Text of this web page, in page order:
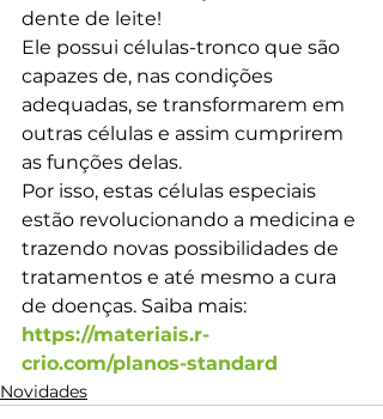
dente de leite!
Ele possui células-tronco que são
capazes de, nas condições
adequadas, se transformarem em
outras células e assim cumprirem
as funções delas.
Por isso, estas células especiais
estão revolucionando a medicina e
trazendo novas possibilidades de
tratamentos e até mesmo a cura
de doenças. Saiba mais:
https://materiais.r-
crio.com/planos-standard
Novidades